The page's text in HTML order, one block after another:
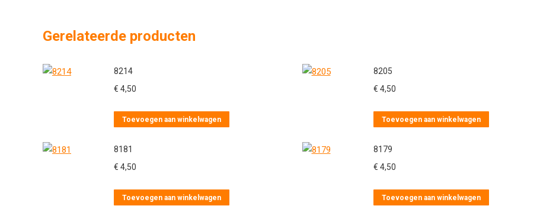
Gerelateerde producten
8214
€ 4,50
Toevoegen aan winkelwagen
8205
€ 4,50
Toevoegen aan winkelwagen
8181
€ 4,50
Toevoegen aan winkelwagen
8179
€ 4,50
Toevoegen aan winkelwagen